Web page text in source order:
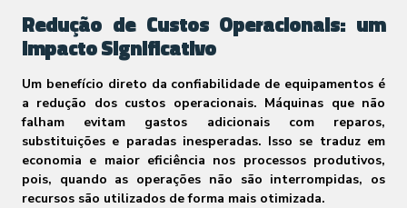
Redução de Custos Operacionais: um
Impacto Significativo
Um benefício direto da confiabilidade de equipamentos é
a redução dos custos operacionais. Máquinas que não
falham evitam gastos adicionais com reparos,
substituições e paradas inesperadas. Isso se traduz em
economia e maior eficiência nos processos produtivos,
pois, quando as operações não são interrompidas, os
recursos são utilizados de forma mais otimizada.